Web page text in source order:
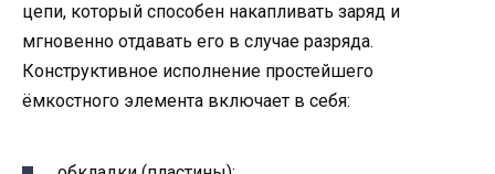
цепи, который способен накапливать заряд и
мгновенно отдавать его в случае разряда.
Конструктивное исполнение простейшего
ёмкостного элемента включает в себя: